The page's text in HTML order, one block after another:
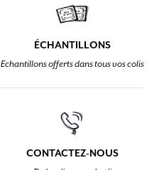
ÉCHANTILLONS
Echantillons offerts dans tous vos colis
CONTACTEZ-NOUS